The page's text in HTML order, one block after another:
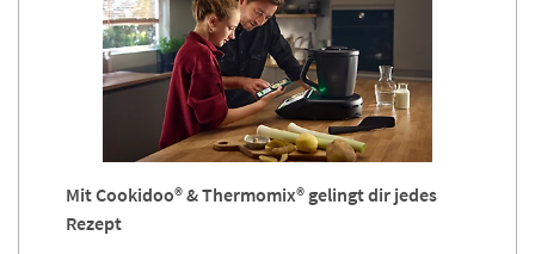
mit all seinen Vorzügen gerne vor.
Profi finden ›
Mit Cookidoo® & Thermomix® gelingt dir jedes
Rezept